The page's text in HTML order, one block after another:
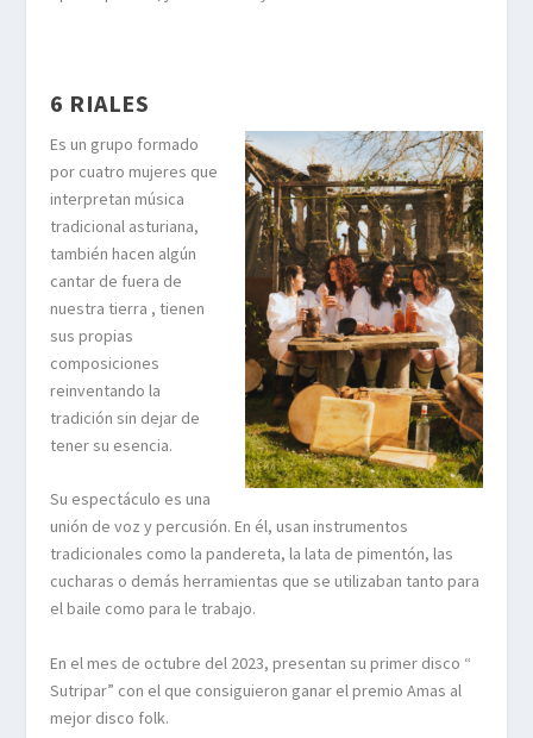
6 RIALES
Es un grupo formado
por cuatro mujeres que
interpretan música
tradicional asturiana,
también hacen algún
cantar de fuera de
nuestra tierra , tienen
sus propias
composiciones
reinventando la
tradición sin dejar de
tener su esencia.
Su espectáculo es una
unión de voz y percusión. En él, usan instrumentos
tradicionales como la pandereta, la lata de pimentón, las
cucharas o demás herramientas que se utilizaban tanto para
el baile como para le trabajo.
En el mes de octubre del 2023, presentan su primer disco “
Sutripar” con el que consiguieron ganar el premio Amas al
mejor disco folk.